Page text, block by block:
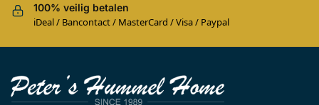
100% veilig betalen
iDeal / Bancontact / MasterCard / Visa / Paypal